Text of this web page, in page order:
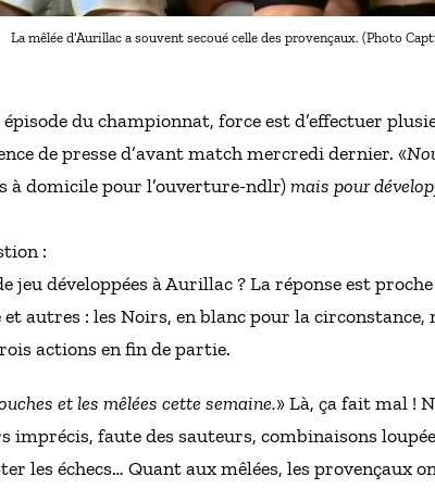
La mêlée d’Aurillac a souvent secoué celle des provençaux. (Photo
du championnat, force est d’effectuer
de presse d’avant match mercredi dernier. «
à domicile pour l’ouverture-ndlr)mais pour
:
jeu développées à Aurillac ? La réponse est
autres : les Noirs, en blanc pour la circonstance,
actions en fin de partie.
et les mêlées cette semaine.» Là, ça fait mal !
imprécis, faute des sauteurs, combinaisons
les échecs… Quant aux mêlées, les provençaux